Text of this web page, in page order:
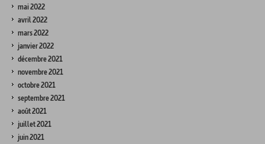
mai 2022
avril 2022
mars 2022
janvier 2022
décembre 2021
novembre 2021
octobre 2021
septembre 2021
août 2021
juillet 2021
juin 2021